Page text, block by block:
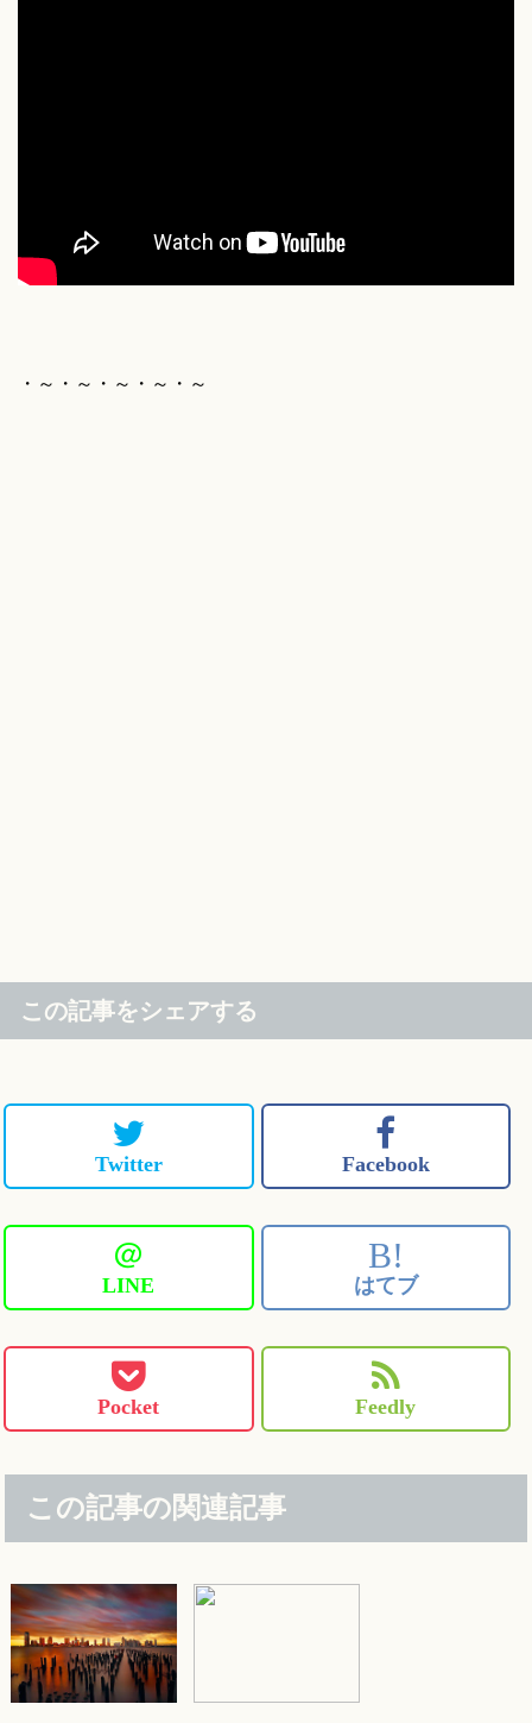
・～・～・～・～・～
この記事をシェアする
Twitter Facebook
＠
LINE
B!
はてブ
Pocket Feedly
この記事の関連記事